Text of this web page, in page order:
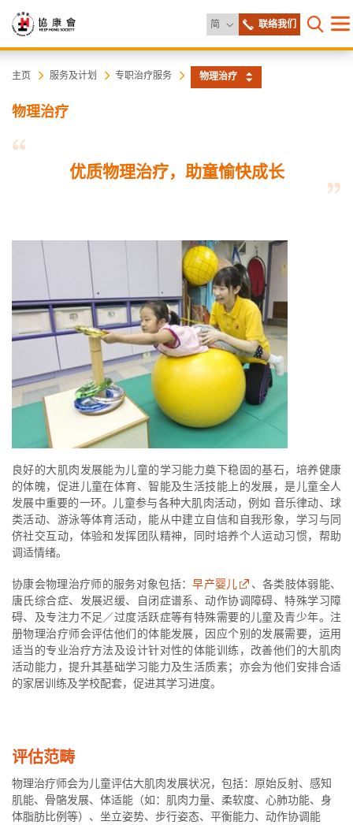
简 更改语言联络我们
打开目
协
康
会
主页 服务及计划 专职治疗服务 物理治疗
物理治疗
优质物理治疗，助童愉快成长
良好的大肌肉发展能为儿童的学习能力奠下稳固的基石，培养健康
的体魄，促进儿童在体育、智能及生活技能上的发展，是儿童全人
发展中重要的一环。儿童参与各种大肌肉活动，例如 音乐律动、球
类活动、游泳等体育活动，能从中建立自信和自我形象，学习与同
侪社交互动，体验和发挥团队精神，同时培养个人运动习惯，帮助
调适情绪。
协康会物理治疗师的服务对象包括：早产婴儿
、各类肢体弱能、
唐氏综合症、发展迟缓、自闭症谱系、动作协调障碍、特殊学习障
碍、及专注力不足／过度活跃症等有特殊需要的儿童及青少年。注
册物理治疗师会评估他们的体能发展，因应个别的发展需要，运用
适当的专业治疗方法及设计针对性的体能训练，改善他们的大肌肉
活动能力，提升其基础学习能力及生活质素；亦会为他们安排合适
的家居训练及学校配套，促进其学习进度。
评估范畴
物理治疗师会为儿童评估大肌肉发展状况，包括：原始反射、感知
肌能、骨骼发展、体适能（如：肌肉力量、柔软度、心肺功能、身
体脂肪比例等）、坐立姿势、步行姿态、平衡能力、动作协调能